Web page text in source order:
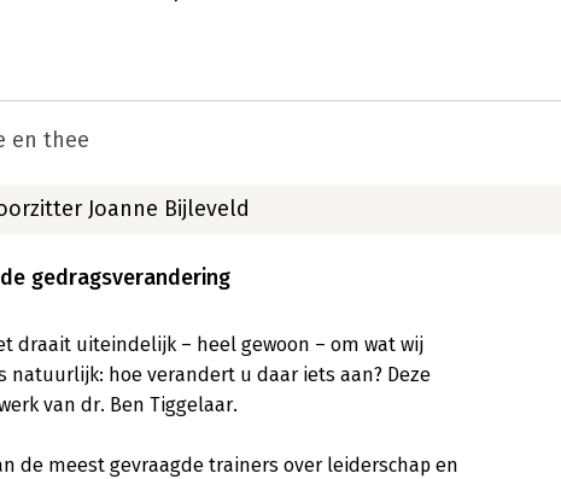
en thee
Joanne Bijleveld
gedragsverandering
draait uiteindelijk – heel gewoon – om wat wij
natuurlijk: hoe verandert u daar iets aan? Deze
van dr. Ben Tiggelaar.
de meest gevraagde trainers over leiderschap en